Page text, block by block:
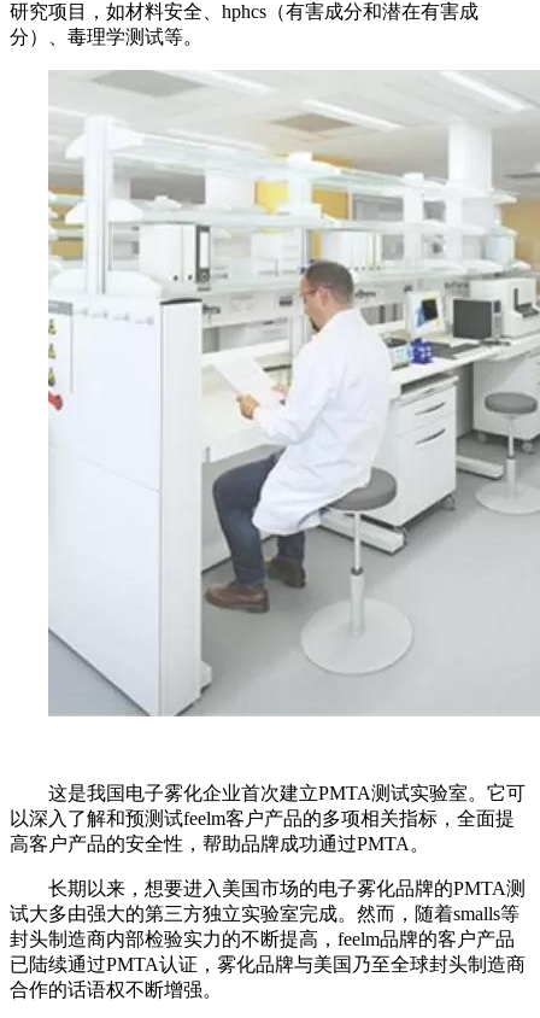
研究项目，如材料安全、hphcs（有害成分和潜在有害成
分）、毒理学测试等。
这是我国电子雾化企业首次建立PMTA测试实验室。它可
以深入了解和预测试feelm客户产品的多项相关指标，全面提
高客户产品的安全性，帮助品牌成功通过PMTA。
长期以来，想要进入美国市场的电子雾化品牌的PMTA测
试大多由强大的第三方独立实验室完成。然而，随着smalls等
封头制造商内部检验实力的不断提高，feelm品牌的客户产品
已陆续通过PMTA认证，雾化品牌与美国乃至全球封头制造商
合作的话语权不断增强。